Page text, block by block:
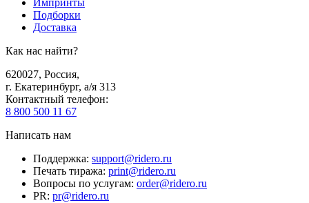
Импринты
Подборки
Доставка
Как нас найти?
620027, Россия,
г. Екатеринбург, а/я 313
Контактный телефон:
8 800 500 11 67
Написать нам
Поддержка: support@ridero.ru
Печать тиража: print@ridero.ru
Вопросы по услугам: order@ridero.ru
PR: pr@ridero.ru